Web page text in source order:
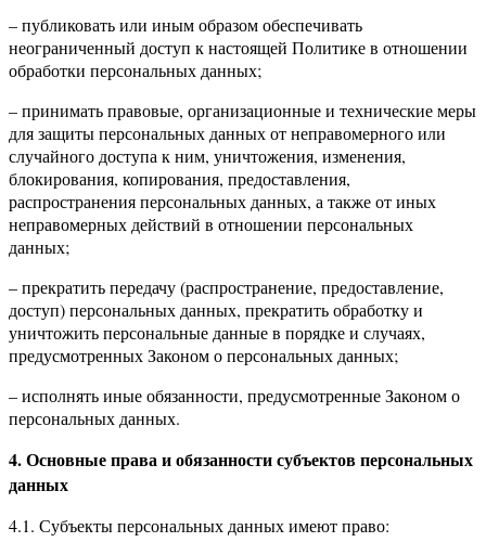
– публиковать или иным образом обеспечивать
неограниченный доступ к настоящей Политике в отношении
обработки персональных данных;
– принимать правовые, организационные и технические меры
для защиты персональных данных от неправомерного или
случайного доступа к ним, уничтожения, изменения,
блокирования, копирования, предоставления,
распространения персональных данных, а также от иных
неправомерных действий в отношении персональных
данных;
– прекратить передачу (распространение, предоставление,
доступ) персональных данных, прекратить обработку и
уничтожить персональные данные в порядке и случаях,
предусмотренных Законом о персональных данных;
– исполнять иные обязанности, предусмотренные Законом о
персональных данных.
4. Основные права и обязанности субъектов персональных
данных
4.1. Субъекты персональных данных имеют право: